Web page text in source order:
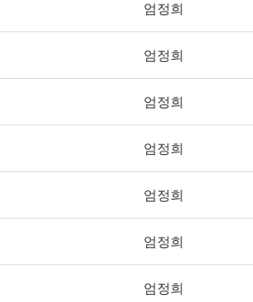
엄정희
엄정희
엄정희
엄정희
엄정희
엄정희
엄정희